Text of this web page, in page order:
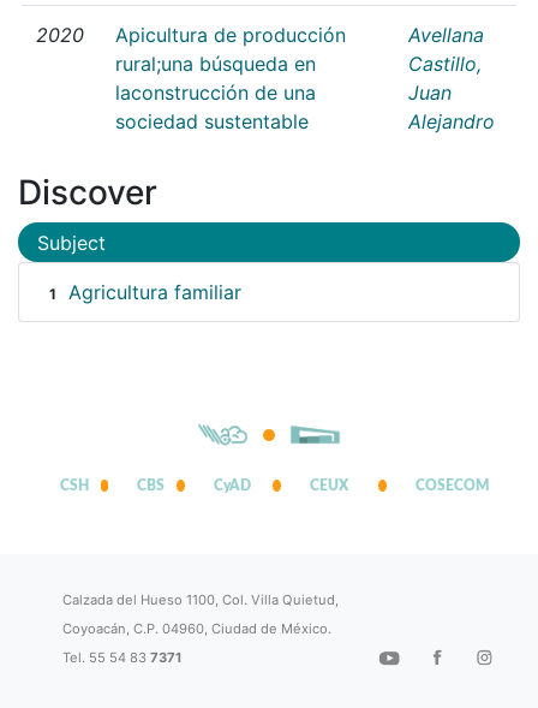
2020
Apicultura de producción
rural;una búsqueda en
laconstrucción de una
sociedad sustentable
Avellana
Castillo,
Juan
Alejandro
Discover
Subject
1 Agricultura familiar
CSH CBS CyAD CEUX COSECOM
Calzada del Hueso 1100, Col. Villa Quietud,
Coyoacán, C.P. 04960, Ciudad de México.
Tel. 55 54 837371